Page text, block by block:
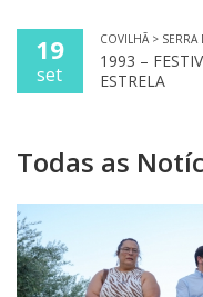
19
set
COVILHÃ > SERRA
1993 –
ESTRELA
Todas as